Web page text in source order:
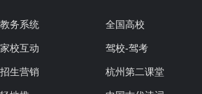
教务系统
家校互动
招生营销
全国高校
驾校-驾考
杭州第二课堂